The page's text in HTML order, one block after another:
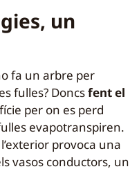
un
fa un arbre per
fulles? Doncsfent el
per on es perd
evapotranspiren.
provoca una
vasos conductors, un